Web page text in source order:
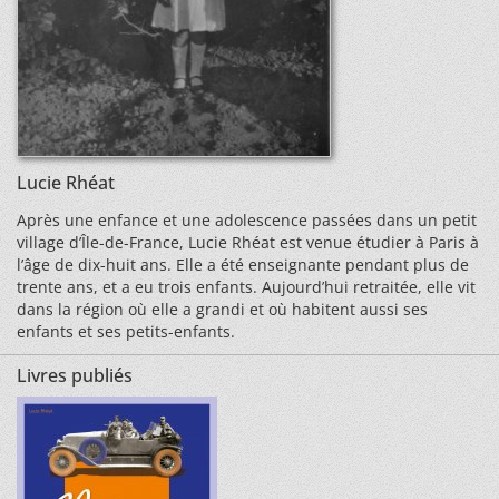
Lucie Rhéat
Après une enfance et une adolescence passées dans un petit
village d’Île-de-France, Lucie Rhéat est venue étudier à Paris à
l’âge de dix-huit ans. Elle a été enseignante pendant plus de
trente ans, et a eu trois enfants. Aujourd’hui retraitée, elle vit
dans la région où elle a grandi et où habitent aussi ses
enfants et ses petits-enfants.
Livres publiés